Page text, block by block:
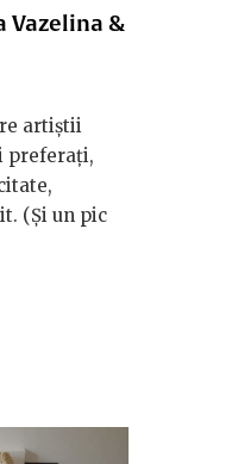
Vazelina &
artiștii
preferați,
(Și un pic